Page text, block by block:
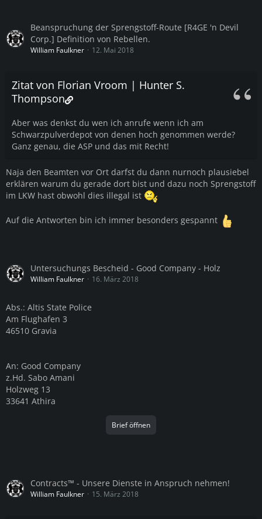
Beanspruchung der Sprengstoff-Route [R4GE 'n Devil
Corp.] Definition von Rebellen.
William Faulkner 12. Mai 2018
Zitat von Florian Vroom | Hunter S.
Thompson
Aber was denkst du wen ich anrufe wenn ich am
Schwarzpulverdepot von denen hoch genommen werde?
Ganz genau, die ASP und das mit Recht!
Naja den Beamten vor Ort darfst du dann nurnoch plausiebel
erklären warum du gerade dort bist und dazu noch Sprengstoff
im LKW hast obwohl dies illegal ist
Auf die Antworten bin ich immer besonders gespannt
Untersuchungs Bescheid - Good Company - Holz
William Faulkner 16. März 2018
Abs.: Altis State Police
Am Flughafen 3
46510 Gravia
An: Good Company
z.Hd. Sabo Amani
Holzweg 13
33641 Athira
Brief öffnen
Contracts™ - Unsere Dienste in Anspruch nehmen!
William Faulkner 15. März 2018